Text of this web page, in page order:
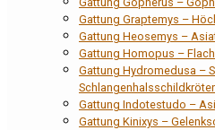
Gattung Graptemys –
Gattung Heosemys –
Gattung Homopus –
Gattung Hydromedusa –
Gattung Indotestudo –
Gattung Kinixys –